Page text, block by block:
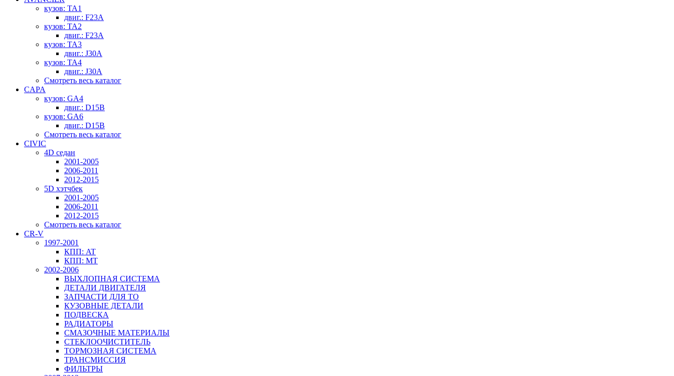
кузов: TA1
двиг.: F23A
кузов: TA2
двиг.: F23A
кузов: TA3
двиг.: J30A
кузов: TA4
двиг.: J30A
Смотреть весь каталог
CAPA
кузов: GA4
двиг.: D15B
кузов: GA6
двиг.: D15B
Смотреть весь каталог
CIVIC
4D седан
2001-2005
2006-2011
2012-2015
5D хэтчбек
2001-2005
2006-2011
2012-2015
Смотреть весь каталог
CR-V
1997-2001
КПП: AT
КПП: MT
2002-2006
ВЫХЛОПНАЯ СИСТЕМА
ДЕТАЛИ ДВИГАТЕЛЯ
ЗАПЧАСТИ ДЛЯ ТО
КУЗОВНЫЕ ДЕТАЛИ
ПОДВЕСКА
РАДИАТОРЫ
СМАЗОЧНЫЕ МАТЕРИАЛЫ
СТЕКЛООЧИСТИТЕЛЬ
ТОРМОЗНАЯ СИСТЕМА
ТРАНСМИССИЯ
ФИЛЬТРЫ